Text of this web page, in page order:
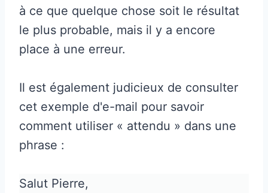
à ce que quelque chose soit le résultat
le plus probable, mais il y a encore
place à une erreur.
Il est également judicieux de consulter
cet exemple d'e-mail pour savoir
comment utiliser « attendu » dans une
phrase :
Salut Pierre,